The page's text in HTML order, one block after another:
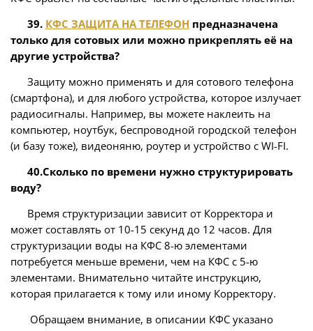
39. КФС ЗАЩИТА НА ТЕЛЕФОН предназначена
только для сотовых или можно прикреплять её на
другие устройства?
Защиту можно применять и для сотового телефона
(смартфона), и для любого устройства, которое излучает
радиосигналы. Например, вы можете наклеить на
компьютер, ноутбук, беспроводной городской телефон
(и базу тоже), видеоняню, роутер и устройство с WI-FI.
40.Сколько по времени нужно структурировать
воду?
Время структуризации зависит от Корректора и
может составлять от 10-15 секунд до 12 часов. Для
структуризации воды на КФС 8-ю элементами
потребуется меньше времени, чем на КФС с 5-ю
элементами. Внимательно читайте инструкцию,
которая прилагается к тому или иному Корректору.
Обращаем внимание, в описании КФС указано